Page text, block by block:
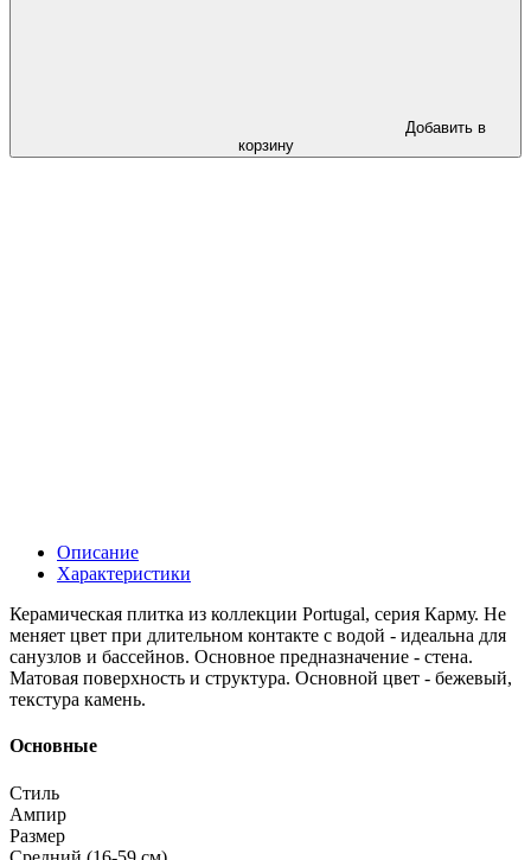
Добавить в
корзину
Описание
Характеристики
Керамическая плитка из коллекции Portugal, серия Карму. Не
меняет цвет при длительном контакте с водой - идеальна для
санузлов и бассейнов. Основное предназначение - стена.
Матовая поверхность и структура. Основной цвет - бежевый,
текстура камень.
Основные
Стиль
Ампир
Размер